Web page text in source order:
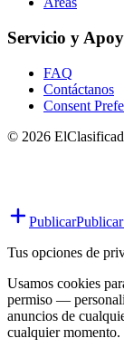
Servicio y
FAQ
Contáctanos
Consent
© 2026
Publicar
Tus opciones de
Usamos cookies
permiso —
anuncios de
cualquier momento.